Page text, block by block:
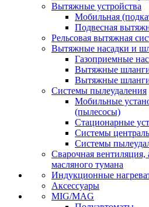
Вытяжные устройства
Мобильная
Подвесная
Рельсовая вытяжная
Вытяжные насадки и
Газоприемные
Вытяжные
Вытяжные
Системы пылеудаления
Мобильные
(пылесосы)
Стационарные
Системы
Системы
Сварочная
масляного тумана
Индукционные
Аксессуары
MIG/MAG